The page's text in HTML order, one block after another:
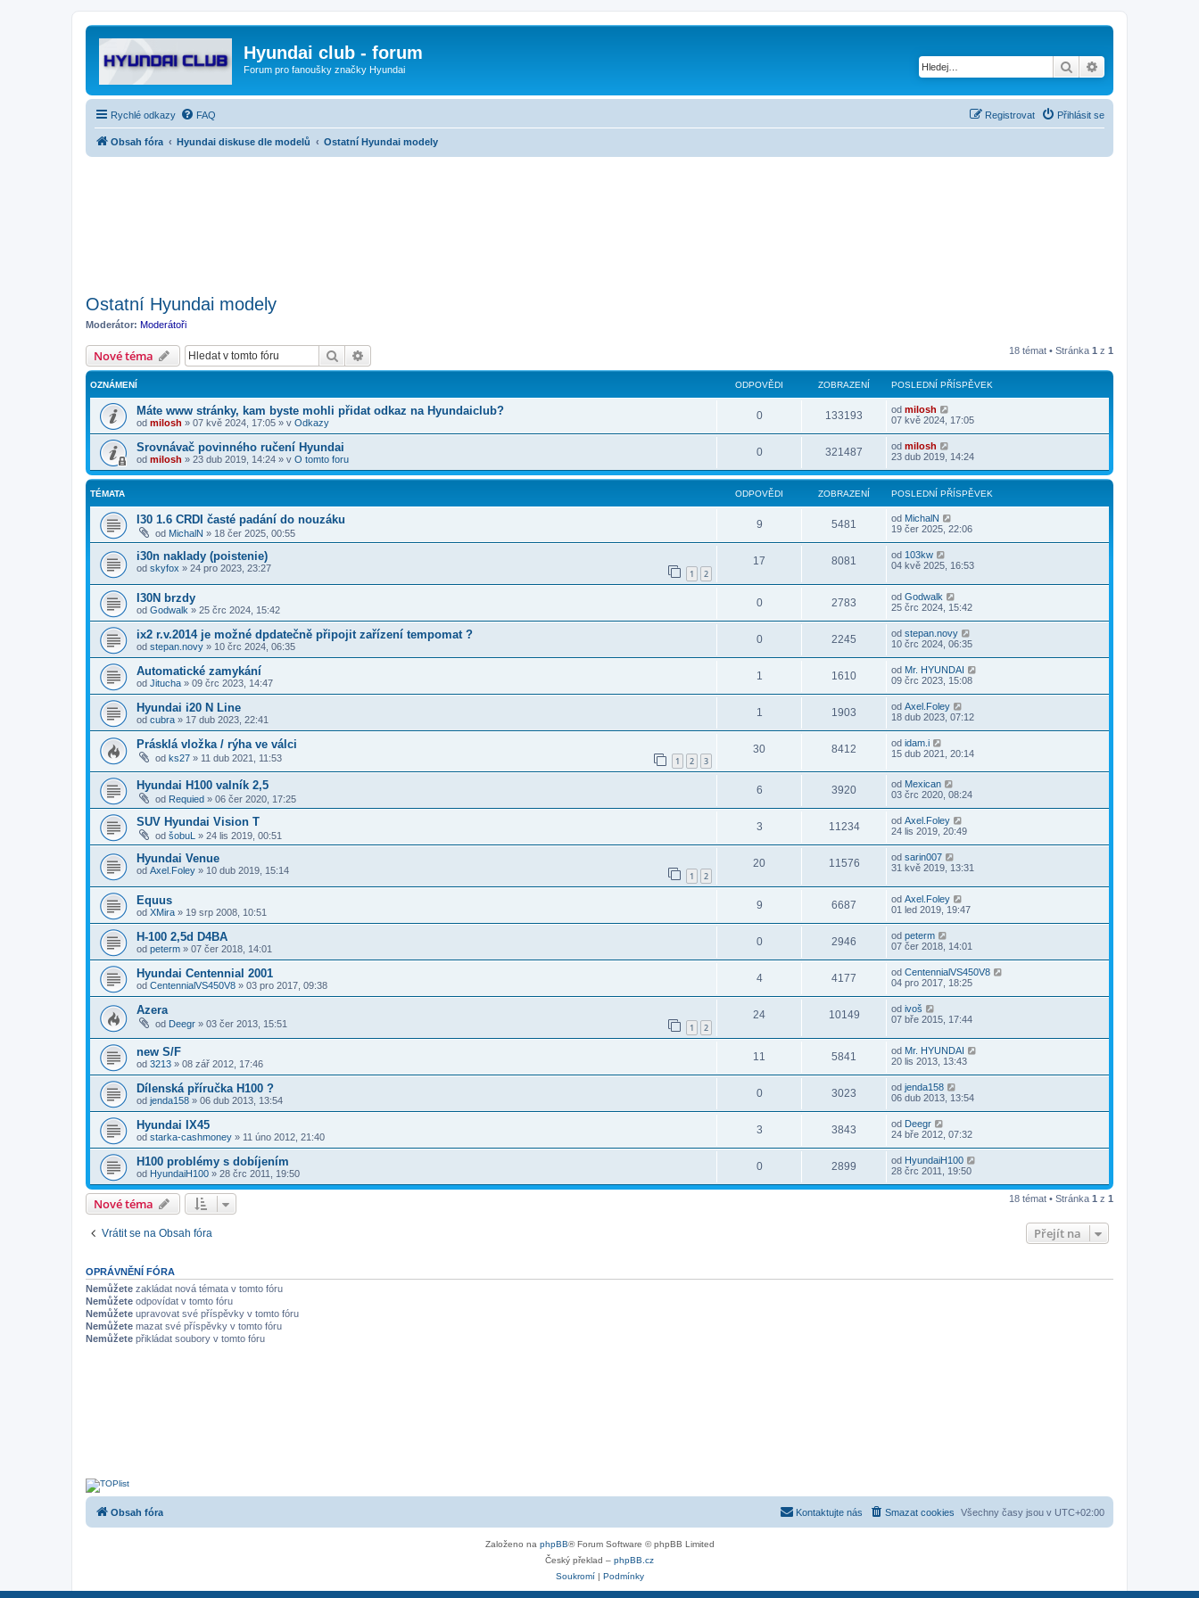
Hyundai club - forum
Forum pro fanoušky značky Hyundai Hledat
Rychlé odkazy FAQ Přihlásit se
Registrovat
Obsah fóra Hyundai diskuse dle modelů Ostatní Hyundai modely
Ostatní Hyundai modely
Moderátor: Moderátoři
Nové téma Hledat 18 témat • Stránka 1 z 1
OZNÁMENÍ ODPOVĚDI ZOBRAZENÍ POSLEDNÍ PŘÍSPĚVEK
Máte www stránky, kam byste mohli přidat odkaz na Hyundaiclub?
od milosh » 07 kvě 2024, 17:05 » v Odkazy
0 133193 od milosh
07 kvě 2024, 17:05
Srovnávač povinného ručení Hyundai
od milosh » 23 dub 2019, 14:24 » v O tomto foru
0 321487 od milosh
23 dub 2019, 14:24
TÉMATA ODPOVĚDI ZOBRAZENÍ POSLEDNÍ PŘÍSPĚVEK
I30 1.6 CRDI časté padání do nouzáku
od MichalN » 18 čer 2025, 00:55
9 5481 od MichalN
19 čer 2025, 22:06
i30n naklady (poistenie)
od skyfox » 24 pro 2023, 23:27 1 2
17 8081 od 103kw
04 kvě 2025, 16:53
I30N brzdy
od Godwalk » 25 črc 2024, 15:42
0 2783 od Godwalk
25 črc 2024, 15:42
ix2 r.v.2014 je možné dpdatečně připojit zařízení tempomat ?
od stepan.novy » 10 črc 2024, 06:35
0 2245 od stepan.novy
10 črc 2024, 06:35
Automatické zamykání
od Jitucha » 09 črc 2023, 14:47
1 1610 od Mr. HYUNDAI
09 črc 2023, 15:08
Hyundai i20 N Line
od cubra » 17 dub 2023, 22:41
1 1903 od Axel.Foley
18 dub 2023, 07:12
Prásklá vložka / rýha ve válci
od ks27 » 11 dub 2021, 11:53 1 2 3
30 8412 od idam.i
15 dub 2021, 20:14
Hyundai H100 valník 2,5
od Requied » 06 čer 2020, 17:25
6 3920 od Mexican
03 črc 2020, 08:24
SUV Hyundai Vision T
od šobuL » 24 lis 2019, 00:51
3 11234 od Axel.Foley
24 lis 2019, 20:49
Hyundai Venue
od Axel.Foley » 10 dub 2019, 15:14 1 2
20 11576 od sarin007
31 kvě 2019, 13:31
Equus
od XMira » 19 srp 2008, 10:51
9 6687 od Axel.Foley
01 led 2019, 19:47
H-100 2,5d D4BA
od peterm » 07 čer 2018, 14:01
0 2946 od peterm
07 čer 2018, 14:01
Hyundai Centennial 2001
od CentennialVS450V8 » 03 pro 2017, 09:38
4 4177 od CentennialVS450V8
04 pro 2017, 18:25
Azera
od Deegr » 03 čer 2013, 15:51 1 2
24 10149 od ivoš
07 bře 2015, 17:44
new S/F
od 3213 » 08 zář 2012, 17:46
11 5841 od Mr. HYUNDAI
20 lis 2013, 13:43
Dílenská příručka H100 ?
od jenda158 » 06 dub 2013, 13:54
0 3023 od jenda158
06 dub 2013, 13:54
Hyundai IX45
od starka-cashmoney » 11 úno 2012, 21:40
3 3843 od Deegr
24 bře 2012, 07:32
H100 problémy s dobíjením
od HyundaiH100 » 28 črc 2011, 19:50
0 2899 od HyundaiH100
28 črc 2011, 19:50
Nové téma 18 témat • Stránka 1 z 1
Vrátit se na Obsah fóra Přejít na
OPRÁVNĚNÍ FÓRA
Nemůžete zakládat nová témata v tomto fóru
Nemůžete odpovídat v tomto fóru
Nemůžete upravovat své příspěvky v tomto fóru
Nemůžete mazat své příspěvky v tomto fóru
Nemůžete přikládat soubory v tomto fóru
Obsah fóra Všechny časy jsou v UTC+02:00
Smazat cookies
Kontaktujte nás
Založeno na phpBB® Forum Software © phpBB Limited
Český překlad – phpBB.cz
Soukromí| Podmínky